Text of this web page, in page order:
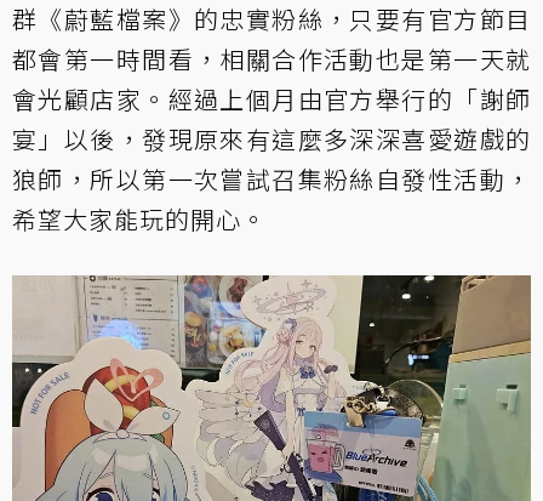
群《蔚藍檔案》的忠實粉絲，只要有官方節目
都會第一時間看，相關合作活動也是第一天就
會光顧店家。經過上個月由官方舉行的「謝師
宴」以後，發現原來有這麼多深深喜愛遊戲的
狼師，所以第一次嘗試召集粉絲自發性活動，
希望大家能玩的開心。